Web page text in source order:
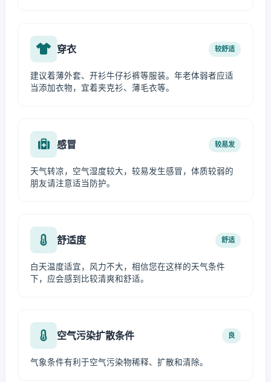
穿衣 较舒适
建议着薄外套、开衫牛仔衫裤等服装。年老体弱者应适
当添加衣物，宜着夹克衫、薄毛衣等。
感冒 较易发
天气转凉，空气湿度较大，较易发生感冒，体质较弱的
朋友请注意适当防护。
舒适度 舒适
白天温度适宜，风力不大，相信您在这样的天气条件
下，应会感到比较清爽和舒适。
空气污染扩散条件 良
气象条件有利于空气污染物稀释、扩散和清除。